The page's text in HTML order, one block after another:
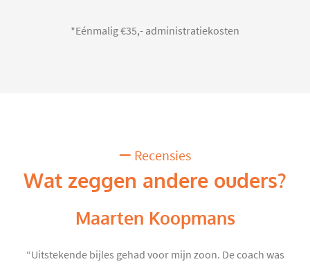
*Eénmalig €35,- administratiekosten
Recensies
Wat zeggen andere ouders?
Maarten Koopmans
“Uitstekende bijles gehad voor mijn zoon. De coach was